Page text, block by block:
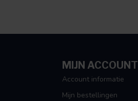
MIJN ACCOUNT
Account informatie
Mijn bestellingen